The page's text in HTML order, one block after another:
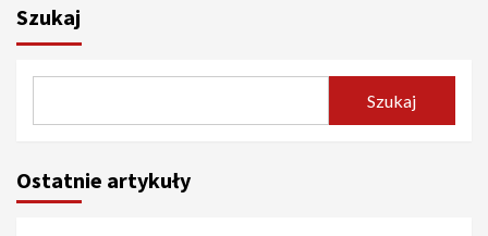
Szukaj
Szukaj
Ostatnie artykuły